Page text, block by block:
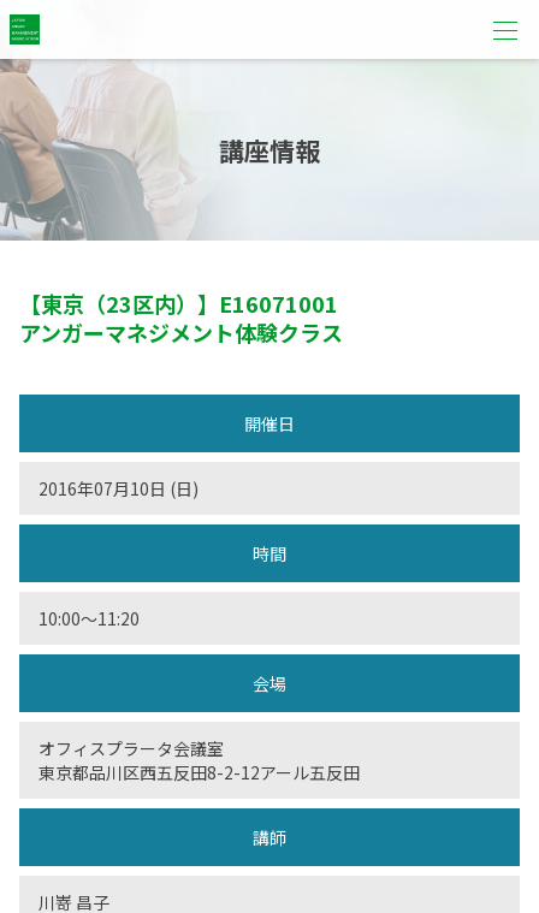
講座情報
【東京（23区内）】 E16071001
アンガーマネジメント体験クラス
開催日
2016年07月10日 (日)
時間
10:00～11:20
会場
オフィスプラータ会議室
東京都品川区西五反田8-2-12アール五反田
講師
川嵜 昌子